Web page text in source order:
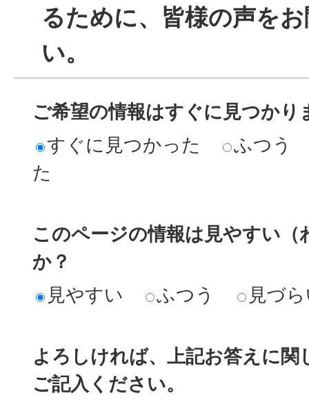
るために、皆様の声を
い。
ご希望の情報はすぐに見つかり
すぐに見つかった
ふつう
た
このページの情報は見やすい
か？
見やすい
ふつう 見づ
よろしければ、上記お答えに関
ご記入ください。